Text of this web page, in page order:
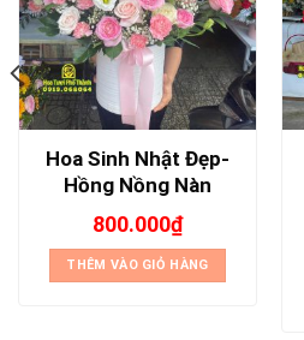
Hoa Sinh Nhật Đẹp-
Hồng Nồng Nàn
800.000₫
THÊM VÀO GIỎ HÀNG